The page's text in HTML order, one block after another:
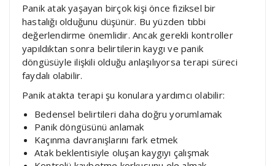
Panik atak yaşayan birçok kişi önce fiziksel bir
hastalığı olduğunu düşünür. Bu yüzden tıbbi
değerlendirme önemlidir. Ancak gerekli kontroller
yapıldıktan sonra belirtilerin kaygı ve panik
döngüsüyle ilişkili olduğu anlaşılıyorsa terapi süreci
faydalı olabilir.
Panik atakta terapi şu konulara yardımcı olabilir:
Bedensel belirtileri daha doğru yorumlamak
Panik döngüsünü anlamak
Kaçınma davranışlarını fark etmek
Atak beklentisiyle oluşan kaygıyı çalışmak